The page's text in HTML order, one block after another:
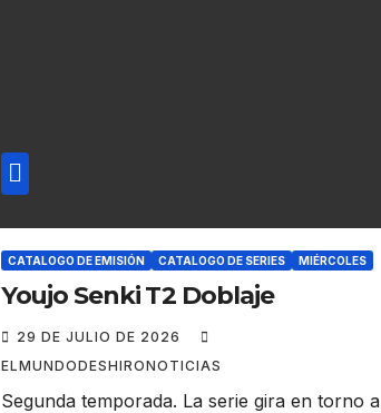
CATALOGO DE EMISIÓN CATALOGO DE SERIES MIÉRCOLES
Youjo Senki T2 Doblaje
29 DE JULIO DE 2026
ELMUNDODESHIRONOTICIAS
Segunda temporada. La serie gira en torno a